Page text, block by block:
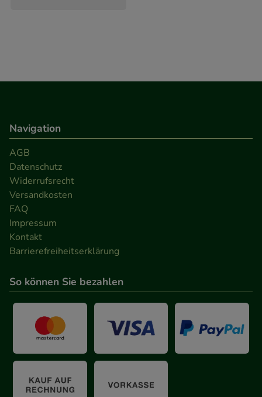
betreiben.
Informationen über die Art und Weise der Nutzung
unserer Website sammeln, mit deren Hilfe wir
unsere Website weiter für Sie optimieren können,
den Inhalt auf unserer Website aber auch die
Werbung auf Drittseiten möglichst relevant für Sie
zu gestalten. Bitte beachten Sie, dass Daten hierfür
teilweise an Dritte wie z.B. Google oder soziale
Medien übertragen werden.
Navigation
AGB
Datenschutz
Widerrufsrecht
Versandkosten
FAQ
Impressum
Kontakt
Barrierefreiheitserklärung
So können Sie bezahlen